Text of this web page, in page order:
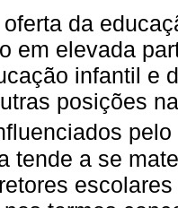
da
em elevada
infantil e
posições
tende a se